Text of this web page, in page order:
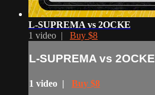
L-SUPREMA vs 2OCKE
1 video | Buy $8
L-SUPREMA vs 2OCKE
1 video | Buy $8